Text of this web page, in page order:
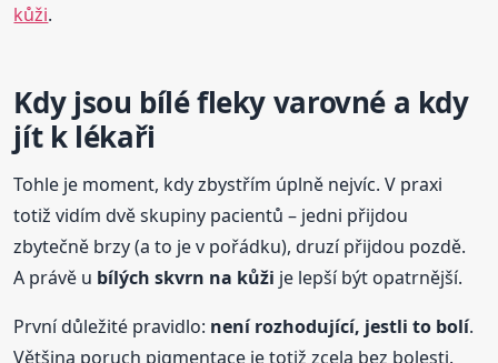
kůži.
Kdy jsou bílé fleky varovné a kdy
jít k lékaři
Tohle je moment, kdy zbystřím úplně nejvíc. V praxi
totiž vidím dvě skupiny pacientů – jedni přijdou
zbytečně brzy (a to je v pořádku), druzí přijdou pozdě.
A právě u bílých skvrn na kůži je lepší být opatrnější.
První důležité pravidlo: není rozhodující, jestli to bolí.
Většina poruch pigmentace je totiž zcela bez bolesti.